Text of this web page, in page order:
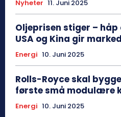
Nyheter 11. Juni 2025
Oljeprisen stiger –
USA og Kina gir
Energi 10. Juni 2025
Rolls-Royce skal
første små modulære
Energi 10. Juni 2025